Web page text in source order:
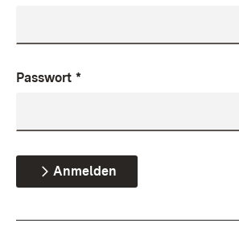
Passwort *
Anmelden